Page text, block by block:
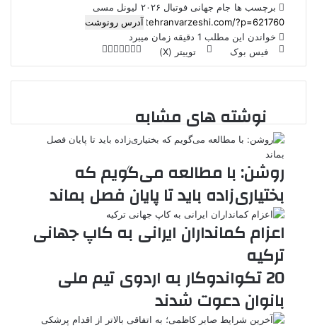
برچسب ها جام جهانی فوتبال ۲۰۲۶
لیونل مسی
آدرس رونوشت
خواندن این مطلب 1 دقیقه زمان میبرد
فیس بوک
توییتر (X)
ی
ن
ی
ن
ت
ا
ل
ر
پ
ی
ر
س
ر
د
ت
V
K
t
a
e
ا
ی
ا
م
ا
پ
نوشته های مشابه
روشن: با مطالعه می‌گویم که
بختیاری‌زاده باید تا پایان فصل بماند
اعزام کمانداران ایرانی به کاپ جهانی
ترکیه
20 تکواندوکار به اردوی تیم ملی
بانوان دعوت شدند